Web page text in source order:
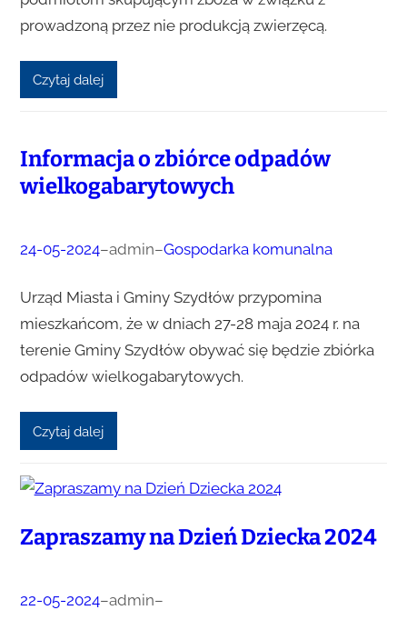
prowadzoną przez nie produkcją zwierzęcą.
Czytaj dalej
Informacja o zbiórce odpadów
wielkogabarytowych
24-05-2024–admin–Gospodarka komunalna
Urząd Miasta i Gminy Szydłów przypomina
mieszkańcom, że w dniach 27-28 maja 2024 r. na
terenie Gminy Szydłów obywać się będzie zbiórka
odpadów wielkogabarytowych.
Czytaj dalej
Zapraszamy na Dzień Dziecka 2024
22-05-2024–admin–